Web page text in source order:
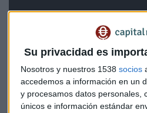
Su privacidad es
Nosotros y nuestros 1538 socios
accedemos a información en un
y procesamos datos personales,
únicos e información estándar